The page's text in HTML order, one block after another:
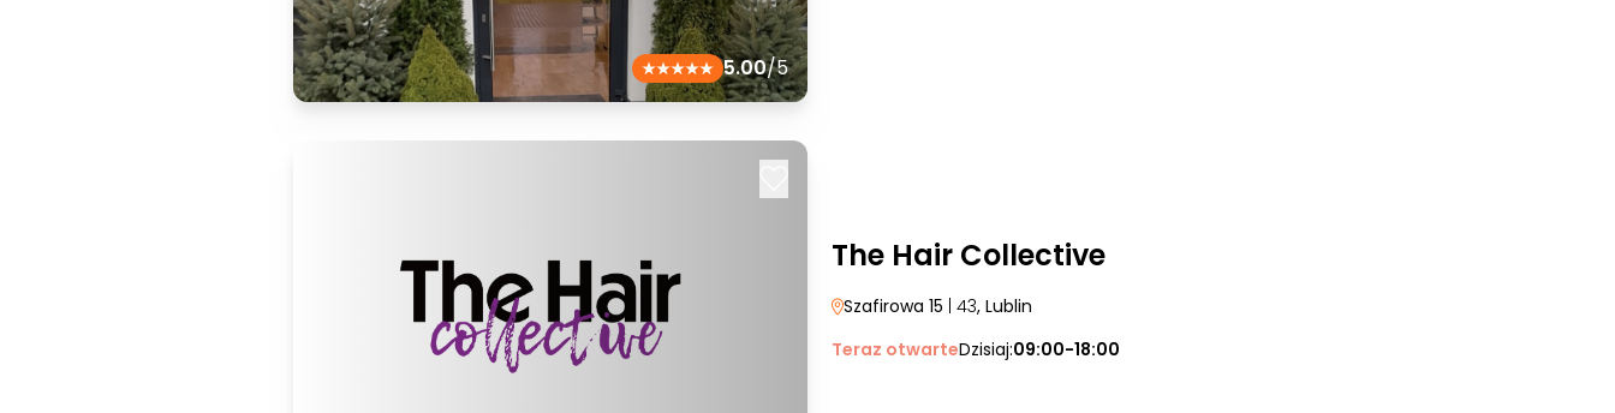
5.00/5
The Hair Collective
Szafirowa 15 | 43, Lublin
Teraz otwarteDzisiaj:09:00-18:00